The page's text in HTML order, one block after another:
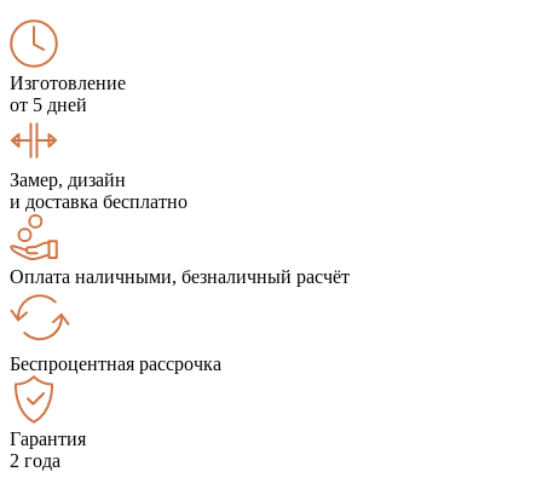
Изготовление
от 5 дней
Замер, дизайн
и доставка бесплатно
Оплата наличными, безналичный расчёт
Беспроцентная рассрочка
Гарантия
2 года